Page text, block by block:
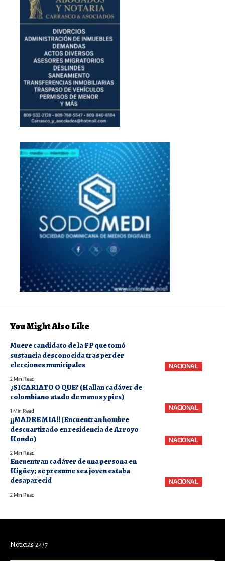
You Might Also Like
NACIONAL
Muere candidato de la FP que tomó
sustancia desconocida tras perder
elecciones municipales
2 Min Read
NACIONAL
¿SICARIATO O QUE? (Hallan cadáver de
colombiano atado de manos y pies)
1 Min Read
NACIONAL
¡¡MADRE MIA!! (Encuentran hombre
descuartizado en residencia de Arroyo
Hondo)
2 Min Read
NACIONAL
Encuentran cadáver de una persona en
Higüey; se presume sea joven estaba
desaparecid
2 Min Read
Noticias 24/7